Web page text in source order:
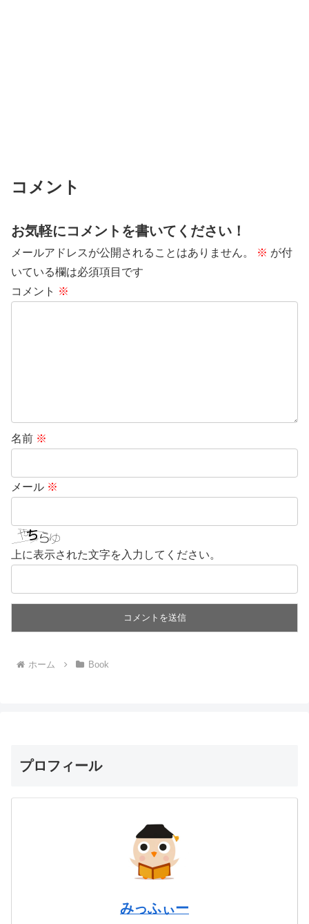
コメント
お気軽にコメントを書いてください！
メールアドレスが公開されることはありません。 ※ が付
いている欄は必須項目です
コメント ※
名前 ※
メール ※
上に表示された文字を入力してください。
ホーム Book
プロフィール
みっふぃー